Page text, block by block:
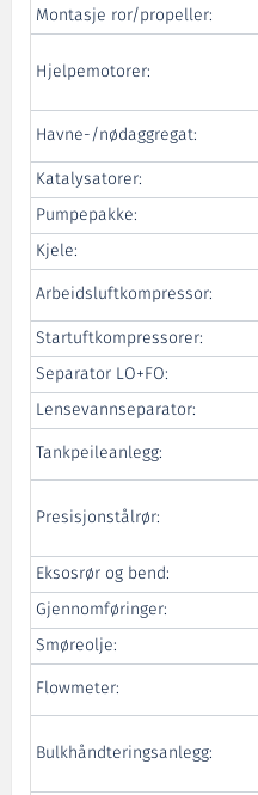
Montasje ror/propeller:
Hjelpemotorer:
Havne-/nødaggregat:
Katalysatorer:
Pumpepakke:
Kjele:
Arbeidsluftkompressor:
Startuftkompressorer:
Separator LO+FO:
Lensevannseparator:
Tankpeileanlegg:
Presisjonstålrør:
Eksosrør og bend:
Gjennomføringer:
Smøreolje:
Flowmeter:
Bulkhåndteringsanlegg: